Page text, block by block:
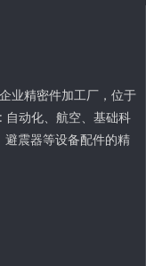
业精密件加工厂，位于
自动化、航空、基础科
震器等设备配件的精